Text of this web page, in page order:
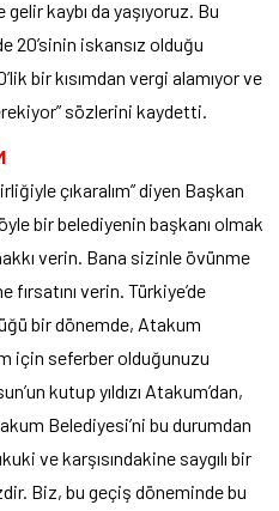
kaybı da yaşıyoruz. Bu
20’sinin iskansız olduğu
bir kısımdan vergi alamıyor ve
sözlerini kaydetti.
çıkaralım” diyen Başkan
bir belediyenin başkanı olmak
verin. Bana sizinle övünme
verin. Türkiye’de
bir dönemde, Atakum
için seferber olduğunuzu
kutup yıldızı Atakum’dan,
Belediyesi’ni bu durumdan
ve karşısındakine saygılı bir
Biz, bu geçiş döneminde bu